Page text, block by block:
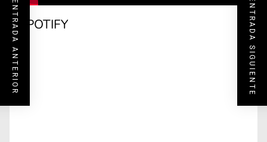
SPOTIFY
ENTRADA ANTERIOR ENTRADA SIGUIENTE